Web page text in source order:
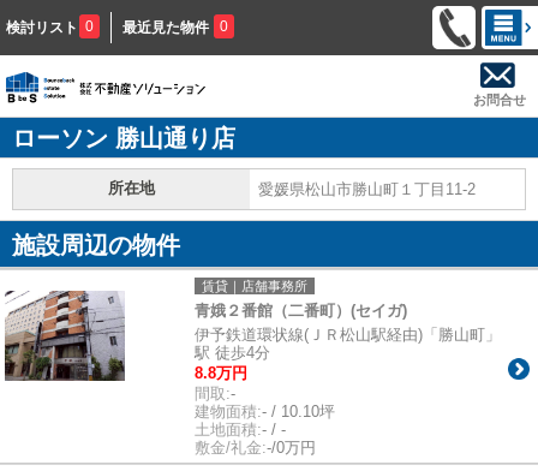
検討リスト 0 最近見た物件 0
お問合せ
ローソン 勝山通り店
所在地 愛媛県松山市勝山町１丁目11-2
施設周辺の物件
賃貸｜店舗事務所
青娥２番館（二番町）(セイガ)
伊予鉄道環状線(ＪＲ松山駅経由)「勝山町」
駅 徒歩4分
8.8万円
間取:-
建物面積:- / 10.10坪
土地面積:- / -
敷金/礼金:-/0万円